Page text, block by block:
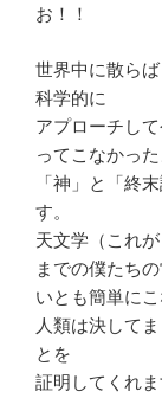
お！！
世界中に散ら
科学的に
アプローチし
ってこなかっ
「神」と「終
す。
天文学（これ
までの僕たち
いとも簡単に
人類は決して
とを
証明してくれま